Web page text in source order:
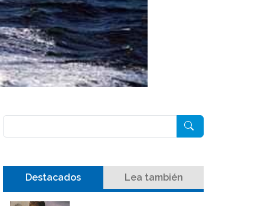
Destacados Lea también